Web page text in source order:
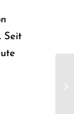
Seit